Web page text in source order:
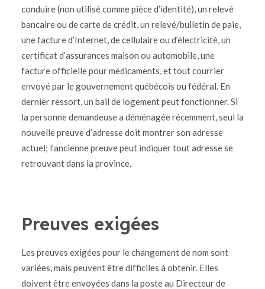
conduire (non utilisé comme pièce d’identité), un relevé
bancaire ou de carte de crédit, un relevé/bulletin de paie,
une facture d’Internet, de cellulaire ou d’électricité, un
certificat d’assurances maison ou automobile, une
facture officielle pour médicaments, et tout courrier
envoyé par le gouvernement québécois ou fédéral. En
dernier ressort, un bail de logement peut fonctionner. Si
la personne demandeuse a déménagée récemment, seul la
nouvelle preuve d’adresse doit montrer son adresse
actuel; l’ancienne preuve peut indiquer tout adresse se
retrouvant dans la province.
Preuves exigées
Les preuves exigées pour le changement de nom sont
variées, mais peuvent être difficiles à obtenir. Elles
doivent être envoyées dans la poste au Directeur de